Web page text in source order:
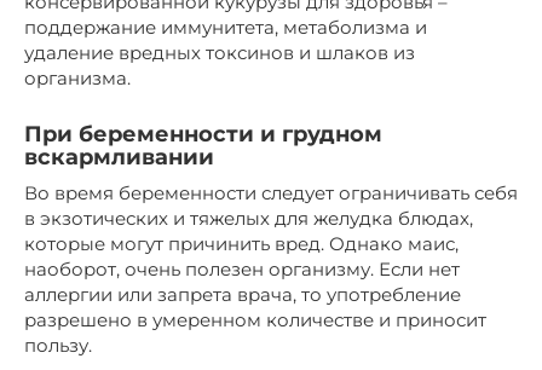
поддержание иммунитета, метаболизма и
удаление вредных токсинов и шлаков из
организма.
При беременности и грудном
вскармливании
Во время беременности следует ограничивать себя
в экзотических и тяжелых для желудка блюдах,
которые могут причинить вред. Однако маис,
наоборот, очень полезен организму. Если нет
аллергии или запрета врача, то употребление
разрешено в умеренном количестве и приносит
пользу.